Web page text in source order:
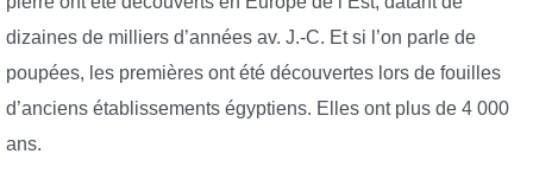
dizaines de milliers d’années av. J.-C. Et si l’on parle de
poupées, les premières ont été découvertes lors de fouilles
d’anciens établissements égyptiens. Elles ont plus de 4 000
ans.